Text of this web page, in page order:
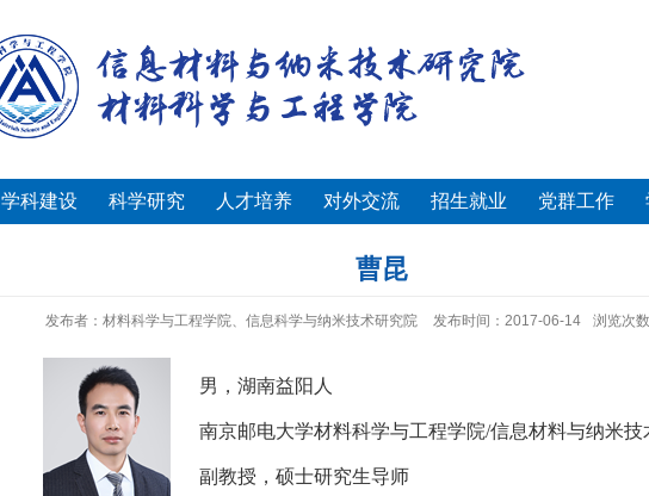
学科建设 科学研究 人才培养 对外交流 招生就业 党群工作
曹昆
发布者：材料科学与工程学院、信息科学与纳米技术研究院 发布时间：2017-06-14 浏览次
男 ， 湖南益阳人
南京邮电大学材料科学与工程学院/信息材料与纳米技
副教授，硕士研究生导师